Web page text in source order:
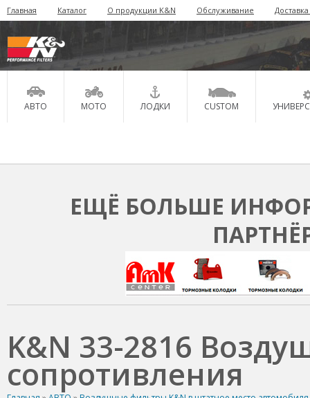
Главная Каталог О продукции K&N Обслуживание
АВТО МОТО ЛОДКИ CUSTOM
ЕЩЁ БОЛЬШЕ
K&N 33-2816
сопротивления